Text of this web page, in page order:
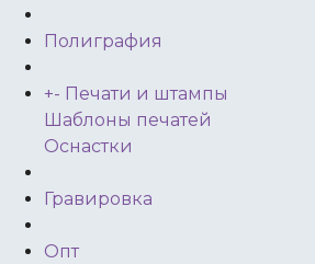
Полиграфия
+- Печати и штампы
Шаблоны печатей
Оснастки
Гравировка
Опт